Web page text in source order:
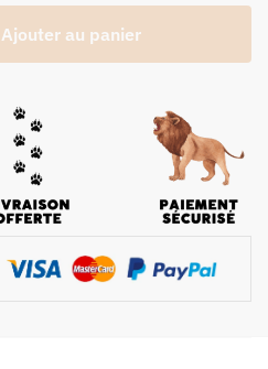
Ajouter au panier